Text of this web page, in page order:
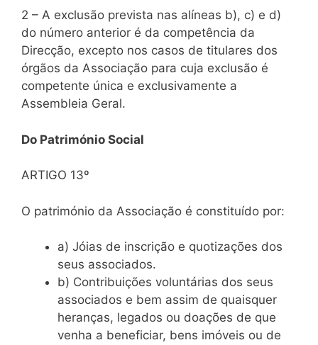
2 – A exclusão prevista nas alíneas b), c) e d)
do número anterior é da competência da
Direcção, excepto nos casos de titulares dos
órgãos da Associação para cuja exclusão é
competente única e exclusivamente a
Assembleia Geral.
Do Património Social
ARTIGO 13º
O património da Associação é constituído por:
a) Jóias de inscrição e quotizações dos
seus associados.
b) Contribuições voluntárias dos seus
associados e bem assim de quaisquer
heranças, legados ou doações de que
venha a beneficiar, bens imóveis ou de